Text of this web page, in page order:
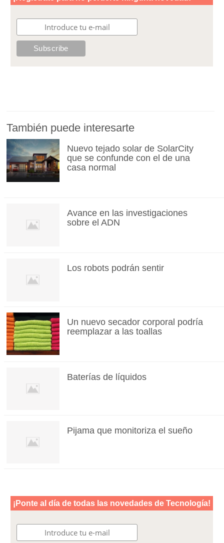
También puede interesarte
Nuevo tejado solar de SolarCity
que se confunde con el de una
casa normal
Avance en las investigaciones
sobre el ADN
Los robots podrán sentir
Un nuevo secador corporal podría
reemplazar a las toallas
Baterías de líquidos
Pijama que monitoriza el sueño